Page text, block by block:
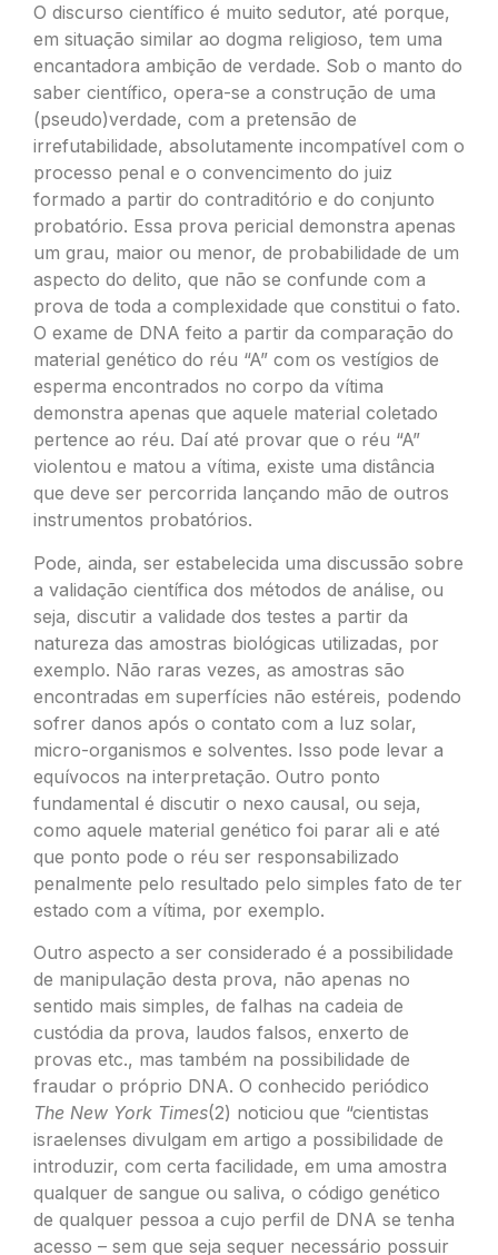
O discurso científico é muito sedutor, até porque,
em situação similar ao dogma religioso, tem uma
encantadora ambição de verdade. Sob o manto do
saber científico, opera-se a construção de uma
(pseudo)verdade, com a pretensão de
irrefutabilidade, absolutamente incompatível com o
processo penal e o convencimento do juiz
formado a partir do contraditório e do conjunto
probatório. Essa prova pericial demonstra apenas
um grau, maior ou menor, de probabilidade de um
aspecto do delito, que não se confunde com a
prova de toda a complexidade que constitui o fato.
O exame de DNA feito a partir da comparação do
material genético do réu “A” com os vestígios de
esperma encontrados no corpo da vítima
demonstra apenas que aquele material coletado
pertence ao réu. Daí até provar que o réu “A”
violentou e matou a vítima, existe uma distância
que deve ser percorrida lançando mão de outros
instrumentos probatórios.
Pode, ainda, ser estabelecida uma discussão sobre
a validação científica dos métodos de análise, ou
seja, discutir a validade dos testes a partir da
natureza das amostras biológicas utilizadas, por
exemplo. Não raras vezes, as amostras são
encontradas em superfícies não estéreis, podendo
sofrer danos após o contato com a luz solar,
micro-organismos e solventes. Isso pode levar a
equívocos na interpretação. Outro ponto
fundamental é discutir o nexo causal, ou seja,
como aquele material genético foi parar ali e até
que ponto pode o réu ser responsabilizado
penalmente pelo resultado pelo simples fato de ter
estado com a vítima, por exemplo.
Outro aspecto a ser considerado é a possibilidade
de manipulação desta prova, não apenas no
sentido mais simples, de falhas na cadeia de
custódia da prova, laudos falsos, enxerto de
provas etc., mas também na possibilidade de
fraudar o próprio DNA. O conhecido periódico
The New York Times(2) noticiou que “cientistas
israelenses divulgam em artigo a possibilidade de
introduzir, com certa facilidade, em uma amostra
qualquer de sangue ou saliva, o código genético
de qualquer pessoa a cujo perfil de DNA se tenha
acesso – sem que seja sequer necessário possuir